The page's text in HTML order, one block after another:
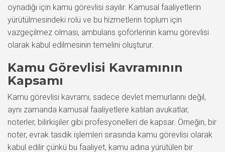
oynadığı için kamu görevlisi sayılır. Kamusal faaliyetlerin
yürütülmesindeki rolü ve bu hizmetlerin toplum için
vazgeçilmez olması, ambulans şoförlerinin kamu görevlisi
olarak kabul edilmesinin temelini oluşturur.
Kamu Görevlisi Kavramının
Kapsamı
Kamu görevlisi kavramı, sadece devlet memurlarını değil,
aynı zamanda kamusal faaliyetlere katılan avukatlar,
noterler, bilirkişiler gibi profesyonelleri de kapsar. Örneğin, bir
noter, evrak tasdik işlemleri sırasında kamu görevlisi olarak
kabul edilir çünkü bu faaliyet, kamu adına yürütülen bir